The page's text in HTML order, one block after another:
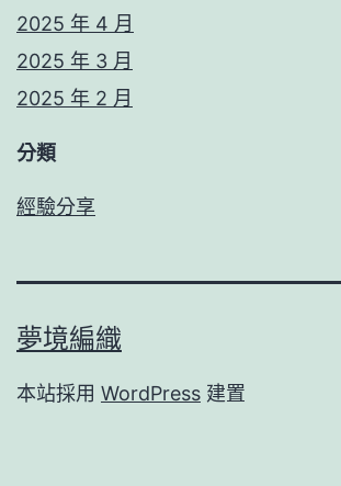
2025 年 4 月
2025 年 3 月
2025 年 2 月
分類
經驗分享
夢境編織
本站採用 WordPress 建置